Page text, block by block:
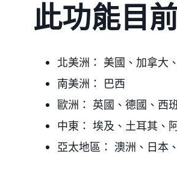
此功能目
北美洲： 美國、加拿大
南美洲： 巴西
歐洲： 英國、德國、西
中東： 埃及、土耳其、
亞太地區： 澳洲、日本